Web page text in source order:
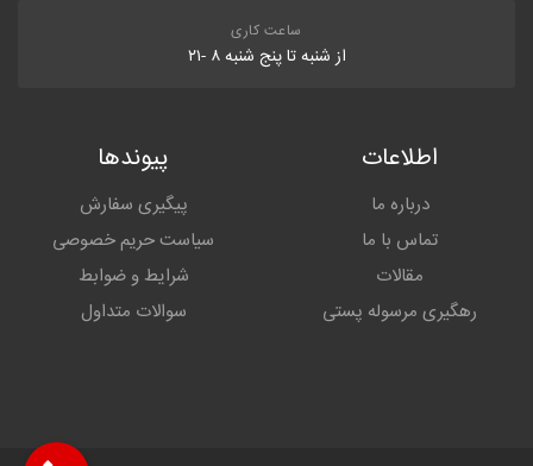
ساعت کاری
از شنبه تا پنج شنبه ۸ -۲۱
اطلاعات
درباره ما
تماس با ما
مقالات
رهگیری مرسوله پستی
پیوندها
پیگیری سفارش
سیاست حریم خصوصی
شرایط و ضوابط
سوالات متداول